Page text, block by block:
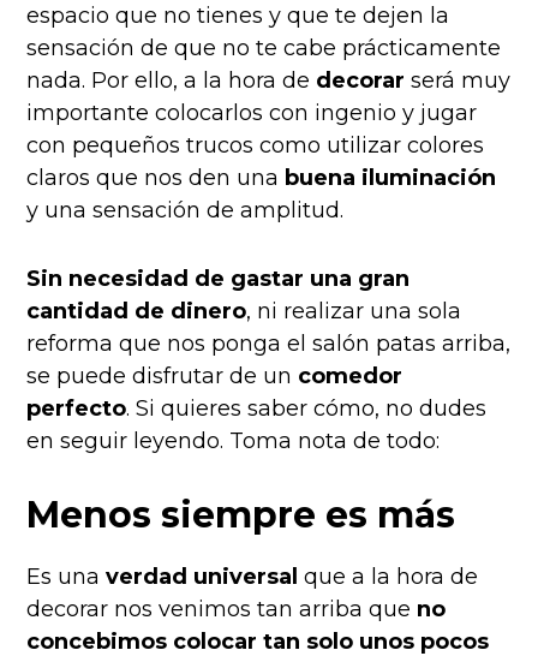
espacio que no tienes y que te dejen la
sensación de que no te cabe prácticamente
nada. Por ello, a la hora de decorar será muy
importante colocarlos con ingenio y jugar
con pequeños trucos como utilizar colores
claros que nos den una buena iluminación
y una sensación de amplitud.
Sin necesidad de gastar una gran
cantidad de dinero, ni realizar una sola
reforma que nos ponga el salón patas arriba,
se puede disfrutar de un comedor
perfecto. Si quieres saber cómo, no dudes
en seguir leyendo. Toma nota de todo:
Menos siempre es más
Es unaverdad universal que a la hora de
decorar nos venimos tan arriba que no
concebimos colocar tan solo unos pocos